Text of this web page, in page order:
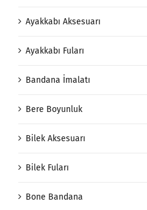
Ayakkabı Aksesuarı
Ayakkabı Fuları
Bandana İmalatı
Bere Boyunluk
Bilek Aksesuarı
Bilek Fuları
Bone Bandana